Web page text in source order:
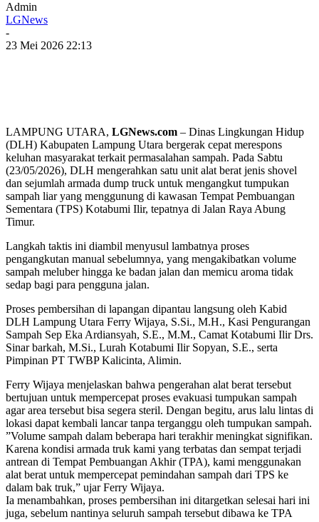
Admin
LGNews
-
23 Mei 2026 22:13
​LAMPUNG UTARA, LGNews.com – Dinas Lingkungan Hidup
(DLH) Kabupaten Lampung Utara bergerak cepat merespons
keluhan masyarakat terkait permasalahan sampah. Pada Sabtu
(23/05/2026), DLH mengerahkan satu unit alat berat jenis shovel
dan sejumlah armada dump truck untuk mengangkut tumpukan
sampah liar yang menggunung di kawasan Tempat Pembuangan
Sementara (TPS) Kotabumi Ilir, tepatnya di Jalan Raya Abung
Timur.
​Langkah taktis ini diambil menyusul lambatnya proses
pengangkutan manual sebelumnya, yang mengakibatkan volume
sampah meluber hingga ke badan jalan dan memicu aroma tidak
sedap bagi para pengguna jalan.
​Proses pembersihan di lapangan dipantau langsung oleh Kabid
DLH Lampung Utara Ferry Wijaya, S.Si., M.H., Kasi Pengurangan
Sampah Sep Eka Ardiansyah, S.E., M.M., Camat Kotabumi Ilir Drs.
Sinar barkah, M.Si., Lurah Kotabumi Ilir Sopyan, S.E., serta
Pimpinan PT TWBP Kalicinta, Alimin.
​Ferry Wijaya menjelaskan bahwa pengerahan alat berat tersebut
bertujuan untuk mempercepat proses evakuasi tumpukan sampah
agar area tersebut bisa segera steril. Dengan begitu, arus lalu lintas di
lokasi dapat kembali lancar tanpa terganggu oleh tumpukan sampah.
​”Volume sampah dalam beberapa hari terakhir meningkat signifikan.
Karena kondisi armada truk kami yang terbatas dan sempat terjadi
antrean di Tempat Pembuangan Akhir (TPA), kami menggunakan
alat berat untuk mempercepat pemindahan sampah dari TPS ke
dalam bak truk,” ujar Ferry Wijaya.
​Ia menambahkan, proses pembersihan ini ditargetkan selesai hari ini
juga, sebelum nantinya seluruh sampah tersebut dibawa ke TPA